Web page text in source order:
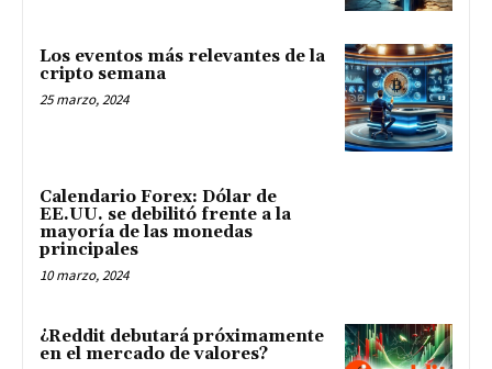
Los eventos más relevantes de la
cripto semana
25 marzo, 2024
Calendario Forex: Dólar de
EE.UU. se debilitó frente a la
mayoría de las monedas
principales
10 marzo, 2024
¿Reddit debutará próximamente
en el mercado de valores?